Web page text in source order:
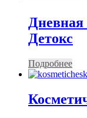
Дневная
Детокс
Подробнее